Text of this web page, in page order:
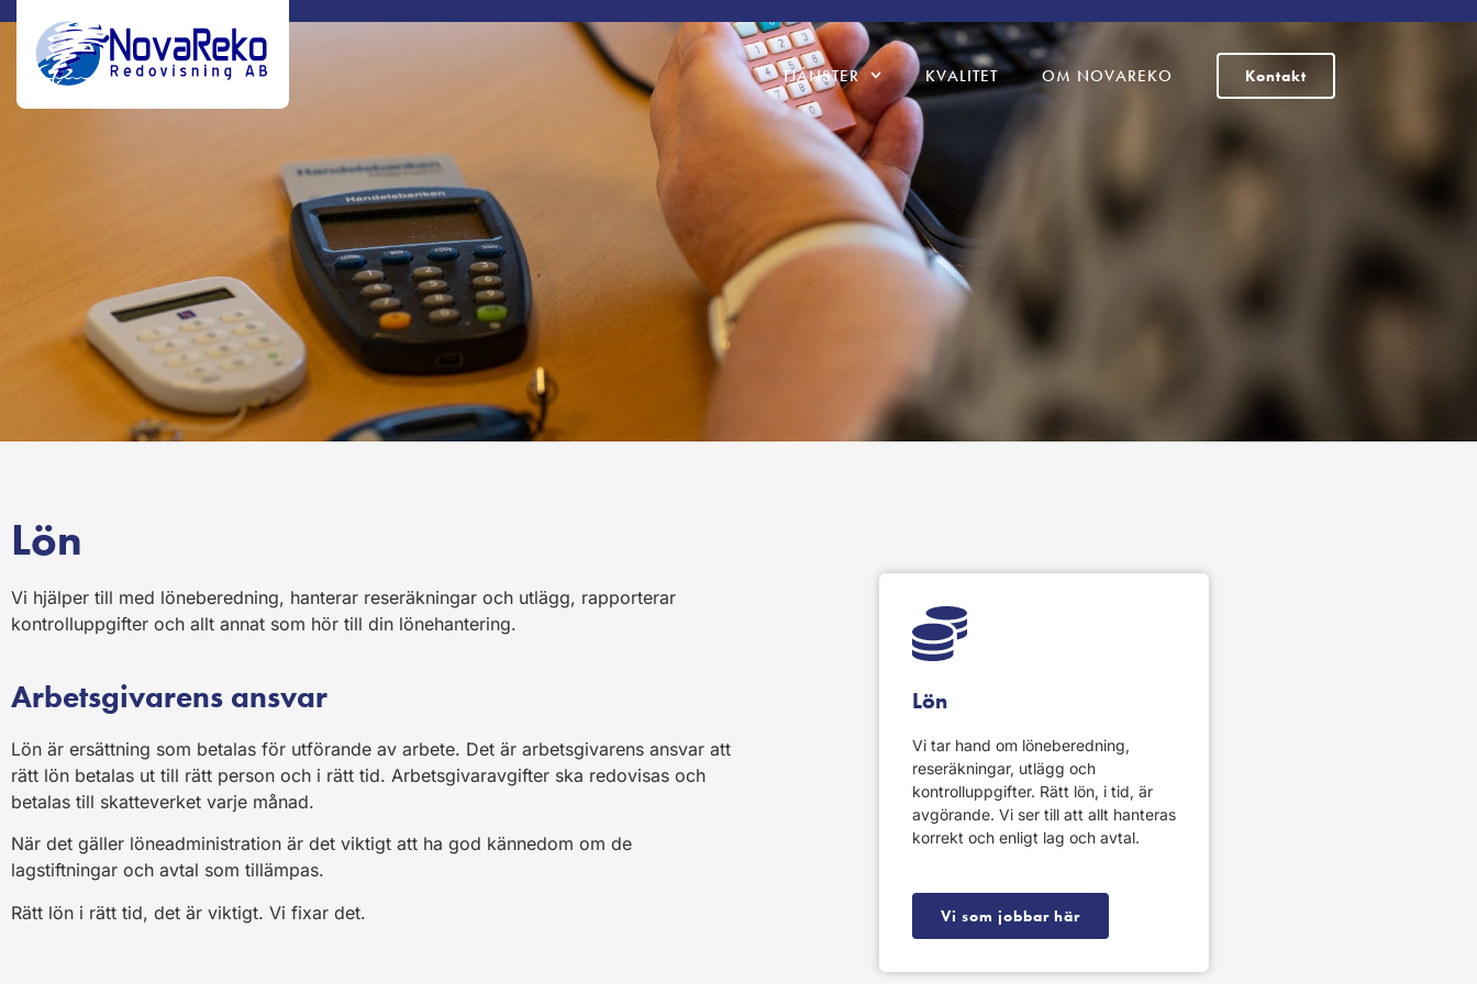
TJÄNSTER KVALITET OM NOVAREKO Kontakt
Lön
Vi hjälper till med löneberedning, hanterar reseräkningar och utlägg, rapporterar
kontrolluppgifter och allt annat som hör till din lönehantering.
Arbetsgivarens ansvar
Lön är ersättning som betalas för utförande av arbete. Det är arbetsgivarens ansvar att
rätt lön betalas ut till rätt person och i rätt tid. Arbetsgivaravgifter ska redovisas och
betalas till skatteverket varje månad.
När det gäller löneadministration är det viktigt att ha god kännedom om de
lagstiftningar och avtal som tillämpas.
Rätt lön i rätt tid, det är viktigt. Vi fixar det.
Lön
Vi tar hand om löneberedning,
reseräkningar, utlägg och
kontrolluppgifter. Rätt lön, i tid, är
avgörande. Vi ser till att allt hanteras
korrekt och enligt lag och avtal.
Vi som jobbar här